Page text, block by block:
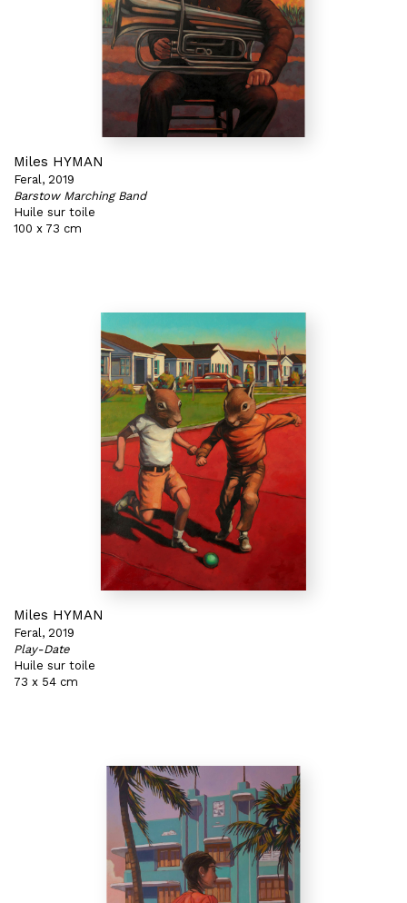
Miles HYMAN
Feral, 2019
Barstow Marching Band
Huile sur toile
100 x 73 cm
Miles HYMAN
Feral, 2019
Play-Date
Huile sur toile
73 x 54 cm